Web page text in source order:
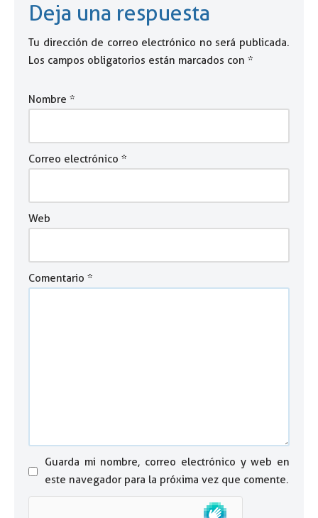
Deja una respuesta
Tu dirección de correo electrónico no será publicada.
Los campos obligatorios están marcados con *
Nombre *
Correo electrónico *
Web
Comentario *
Guarda mi nombre, correo electrónico y web en
este navegador para la próxima vez que comente.